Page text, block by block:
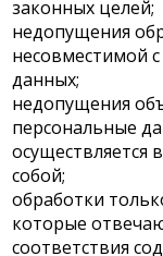
законных целей;
недопущения
несовместимой
данных;
недопущения
персональные
осуществляется
собой;
обработки
которые
соответствия